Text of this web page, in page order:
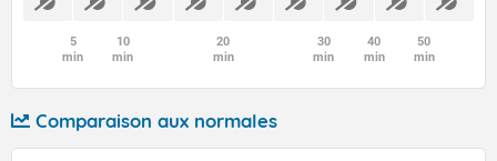
5
min
10
min
20
min
30
min
40
min
50
min
Comparaison aux normales